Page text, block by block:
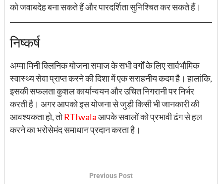
को जवाबदेह बना सकते हैं और पारदर्शिता सुनिश्चित कर सकते हैं।
निष्कर्ष
अम्मा मिनी क्लिनिक योजना समाज के सभी वर्गों के लिए सार्वभौमिक
स्वास्थ्य सेवा प्राप्त करने की दिशा में एक सराहनीय कदम है। हालांकि,
इसकी सफलता कुशल कार्यान्वयन और उचित निगरानी पर निर्भर
करती है। अगर आपको इस योजना से जुड़ी किसी भी जानकारी की
आवश्यकता हो, तोRTIwalaआपके सवालों को प्रभावी ढंग से हल
करने का भरोसेमंद समाधान प्रदान करता है।
Previous Post